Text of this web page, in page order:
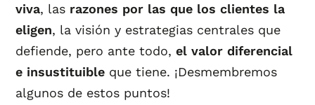
viva, las razones por las que los clientes la
eligen, la visión y estrategias centrales que
defiende, pero ante todo,el valor diferencial
e insustituible que tiene. ¡Desmembremos
algunos de estos puntos!